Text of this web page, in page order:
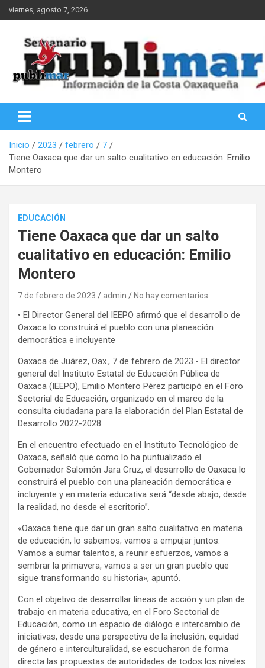
Saltar
al
viernes, agosto 7, 2026
PubliMar
Inicio 2023 febrero
7
Tiene Oaxaca que dar un salto cualitativo en educación: Emilio
Montero
EDUCACIÓN
Tiene Oaxaca que dar un salto
cualitativo en educación: Emilio
Montero
7 de febrero de 2023 admin No hay comentarios
• El Director General del IEEPO afirmó que el desarrollo de
Oaxaca lo construirá el pueblo con una planeación
democrática e incluyente
Oaxaca de Juárez, Oax., 7 de febrero de 2023.- El director
general del Instituto Estatal de Educación Pública de
Oaxaca (IEEPO), Emilio Montero Pérez participó en el Foro
Sectorial de Educación, organizado en el marco de la
consulta ciudadana para la elaboración del Plan Estatal de
Desarrollo 2022-2028.
En el encuentro efectuado en el Instituto Tecnológico de
Oaxaca, señaló que como lo ha puntualizado el
Gobernador Salomón Jara Cruz, el desarrollo de Oaxaca lo
construirá el pueblo con una planeación democrática e
incluyente y en materia educativa será “desde abajo, desde
la realidad, no desde el escritorio”.
«Oaxaca tiene que dar un gran salto cualitativo en materia
de educación, lo sabemos; vamos a empujar juntos.
Vamos a sumar talentos, a reunir esfuerzos, vamos a
sembrar la primavera, vamos a ser un gran pueblo que
sigue transformando su historia», apuntó.
Con el objetivo de desarrollar líneas de acción y un plan de
trabajo en materia educativa, en el Foro Sectorial de
Educación, como un espacio de diálogo e intercambio de
iniciativas, desde una perspectiva de la inclusión, equidad
de género e interculturalidad, se escucharon de forma
directa las propuestas de autoridades de todos los niveles